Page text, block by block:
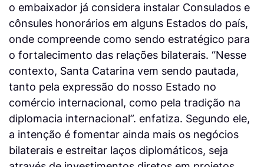
o embaixador já considera instalar Consulados e
cônsules honorários em alguns Estados do país,
onde compreende como sendo estratégico para
o fortalecimento das relações bilaterais. “Nesse
contexto, Santa Catarina vem sendo pautada,
tanto pela expressão do nosso Estado no
comércio internacional, como pela tradição na
diplomacia internacional”. enfatiza. Segundo ele,
a intenção é fomentar ainda mais os negócios
bilaterais e estreitar laços diplomáticos, seja